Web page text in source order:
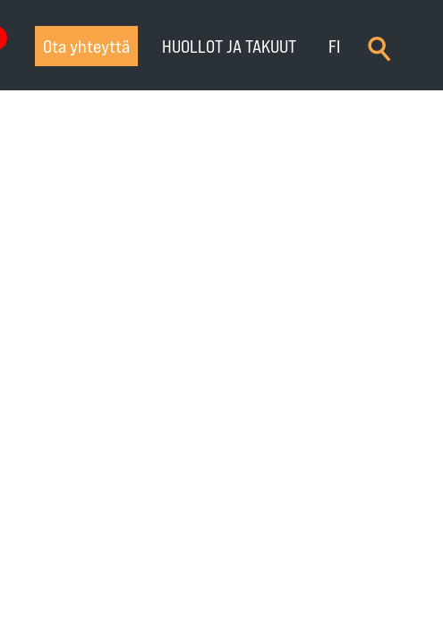
Ota yhteyttä HUOLLOT JA TAKUUT FI